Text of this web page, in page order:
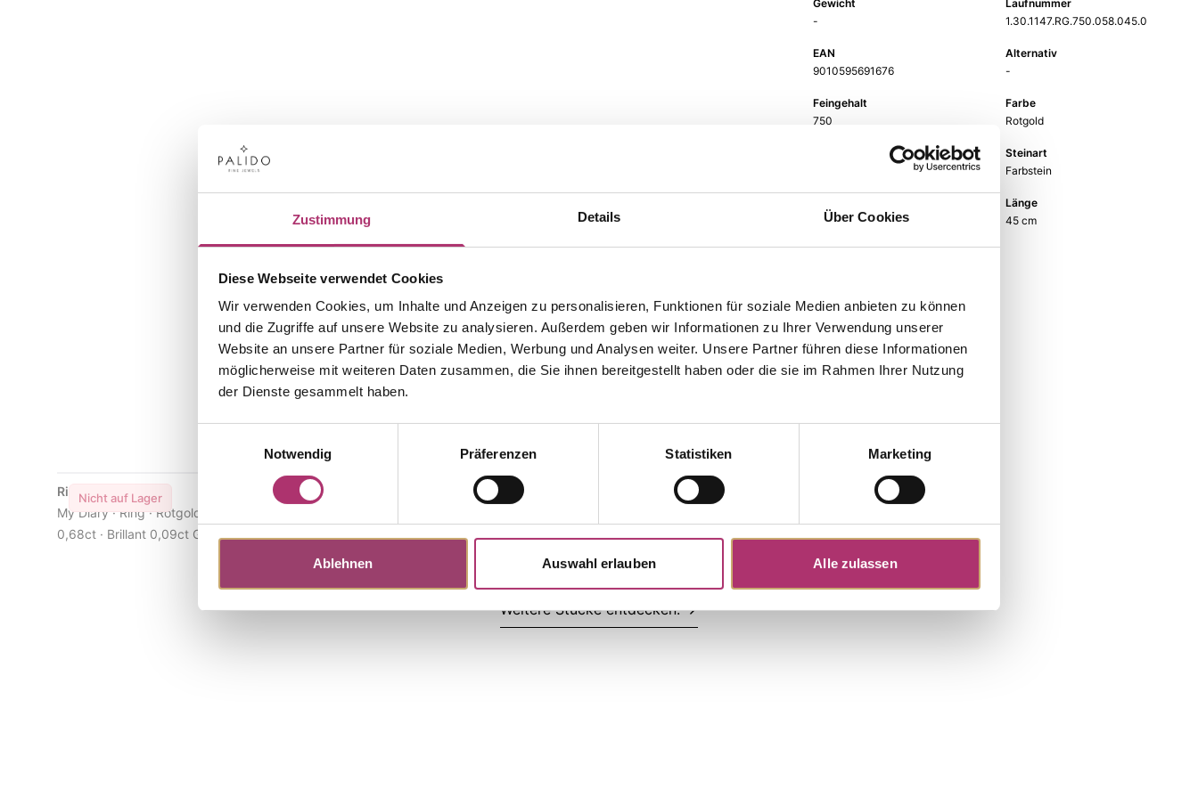
Zustimmung Details Über Cookies
Diese Webseite verwendet Cookies
Wir verwenden Cookies, um Inhalte und Anzeigen zu personalisieren, Funktionen für soziale Medien anbieten zu können
und die Zugriffe auf unsere Website zu analysieren. Außerdem geben wir Informationen zu Ihrer Verwendung unserer
Website an unsere Partner für soziale Medien, Werbung und Analysen weiter. Unsere Partner führen diese Informationen
möglicherweise mit weiteren Daten zusammen, die Sie ihnen bereitgestellt haben oder die sie im Rahmen Ihrer Nutzung
der Dienste gesammelt haben.
Notwendig
Präferenzen Statistiken Marketing
Ablehnen Auswahl erlauben Alle zulassen
Gewicht
-
Laufnummer
1.30.1147.RG.750.058.045.0
EAN
9010595691676
Alternativ
-
Feingehalt
750
Farbe
Rotgold
Steinart
Farbstein
Turmalin rosa
Länge
45 cm
Die passenden Stücke aus der
Nicht auf Lager
Ring · S5255R
My Diary · Ring · Rotgold 750 · Turmalin rosa
0,68ct · Brillant 0,09ct G/VS
Weitere Stücke entdecken.